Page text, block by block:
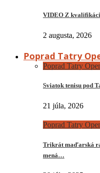
VIDEO Z
2 augusta, 2026
Poprad Tatry
Poprad Tatry
Sviatok tenisu pod
21 júla, 2026
Poprad Tatry
Trikrát maďarská
mená…